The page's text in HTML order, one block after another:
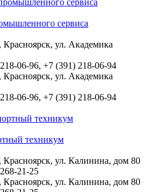
сервиса
ул. Академика
06-96, +7 (391) 218-06-94
ул. Академика
06-96, +7 (391) 218-06-94
техникум
Красноярск, ул. Калинина, дом 80
21-25
Красноярск, ул. Калинина, дом 80